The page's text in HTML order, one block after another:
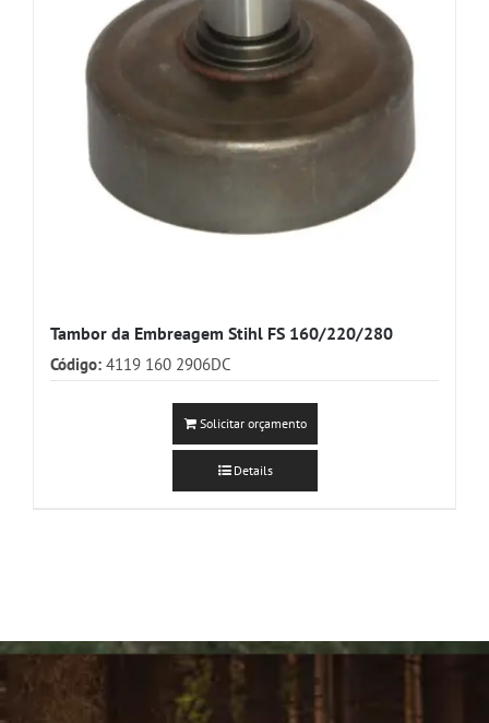
Tambor da Embreagem Stihl FS 160/220/280
Código: 4119 160 2906DC
Solicitar orçamento
Details